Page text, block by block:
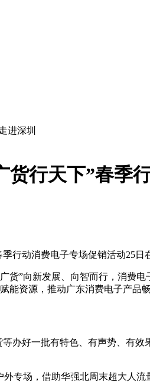
进深圳
货行天下”春季
动消费电子专场促销活动25日
”向新发展、向智而行，消费电
资源，推动广东消费电子产品
好一批有特色、有声势、有效
专场，借助华强北周末超大人流